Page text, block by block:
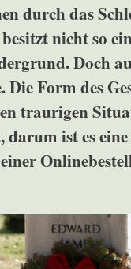
durch das
nicht so
Doch
Form des
traurigen
ist es